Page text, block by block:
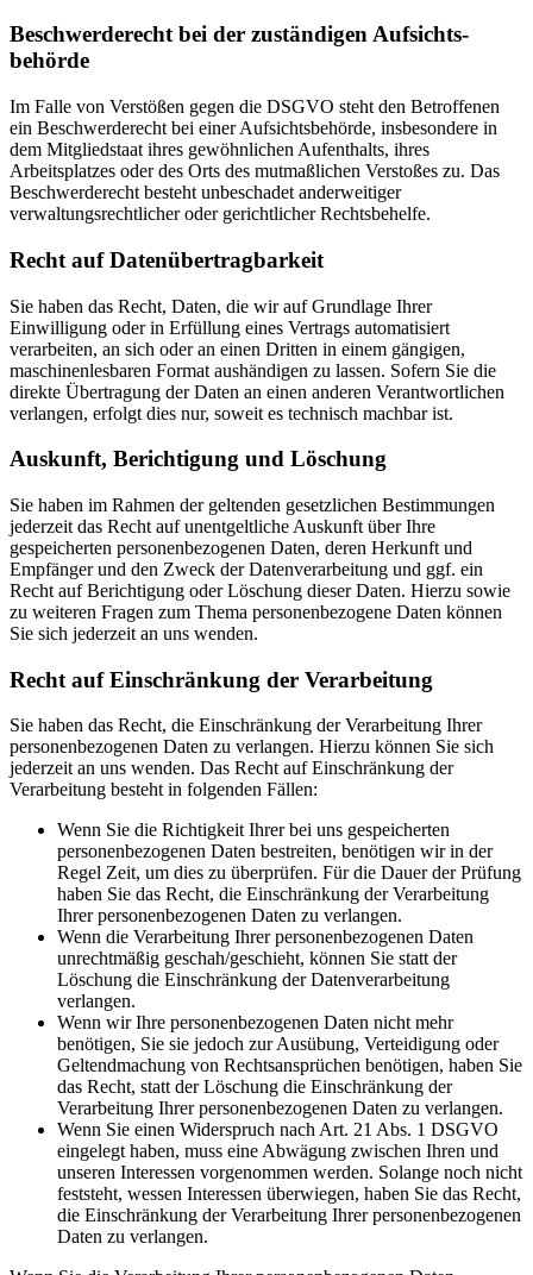
Beschwerde­recht bei der zuständigen Aufsichts­
behörde
Im Falle von Verstößen gegen die DSGVO steht den Betroffenen
ein Beschwerderecht bei einer Aufsichtsbehörde, insbesondere in
dem Mitgliedstaat ihres gewöhnlichen Aufenthalts, ihres
Arbeitsplatzes oder des Orts des mutmaßlichen Verstoßes zu. Das
Beschwerderecht besteht unbeschadet anderweitiger
verwaltungsrechtlicher oder gerichtlicher Rechtsbehelfe.
Recht auf Daten­übertrag­barkeit
Sie haben das Recht, Daten, die wir auf Grundlage Ihrer
Einwilligung oder in Erfüllung eines Vertrags automatisiert
verarbeiten, an sich oder an einen Dritten in einem gängigen,
maschinenlesbaren Format aushändigen zu lassen. Sofern Sie die
direkte Übertragung der Daten an einen anderen Verantwortlichen
verlangen, erfolgt dies nur, soweit es technisch machbar ist.
Auskunft, Berichtigung und Löschung
Sie haben im Rahmen der geltenden gesetzlichen Bestimmungen
jederzeit das Recht auf unentgeltliche Auskunft über Ihre
gespeicherten personenbezogenen Daten, deren Herkunft und
Empfänger und den Zweck der Datenverarbeitung und ggf. ein
Recht auf Berichtigung oder Löschung dieser Daten. Hierzu sowie
zu weiteren Fragen zum Thema personenbezogene Daten können
Sie sich jederzeit an uns wenden.
Recht auf Einschränkung der Verarbeitung
Sie haben das Recht, die Einschränkung der Verarbeitung Ihrer
personenbezogenen Daten zu verlangen. Hierzu können Sie sich
jederzeit an uns wenden. Das Recht auf Einschränkung der
Verarbeitung besteht in folgenden Fällen:
Wenn Sie die Richtigkeit Ihrer bei uns gespeicherten
personenbezogenen Daten bestreiten, benötigen wir in der
Regel Zeit, um dies zu überprüfen. Für die Dauer der Prüfung
haben Sie das Recht, die Einschränkung der Verarbeitung
Ihrer personenbezogenen Daten zu verlangen.
Wenn die Verarbeitung Ihrer personenbezogenen Daten
unrechtmäßig geschah/geschieht, können Sie statt der
Löschung die Einschränkung der Datenverarbeitung
verlangen.
Wenn wir Ihre personenbezogenen Daten nicht mehr
benötigen, Sie sie jedoch zur Ausübung, Verteidigung oder
Geltendmachung von Rechtsansprüchen benötigen, haben Sie
das Recht, statt der Löschung die Einschränkung der
Verarbeitung Ihrer personenbezogenen Daten zu verlangen.
Wenn Sie einen Widerspruch nach Art. 21 Abs. 1 DSGVO
eingelegt haben, muss eine Abwägung zwischen Ihren und
unseren Interessen vorgenommen werden. Solange noch nicht
feststeht, wessen Interessen überwiegen, haben Sie das Recht,
die Einschränkung der Verarbeitung Ihrer personenbezogenen
Daten zu verlangen.